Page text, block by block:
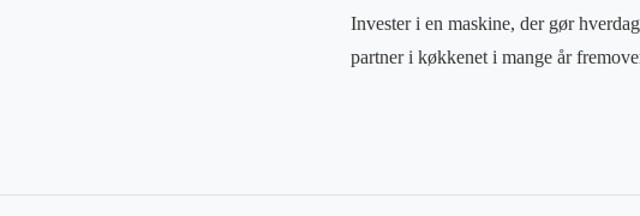
Invester i en maskine, der gør
partner i køkkenet i mange år